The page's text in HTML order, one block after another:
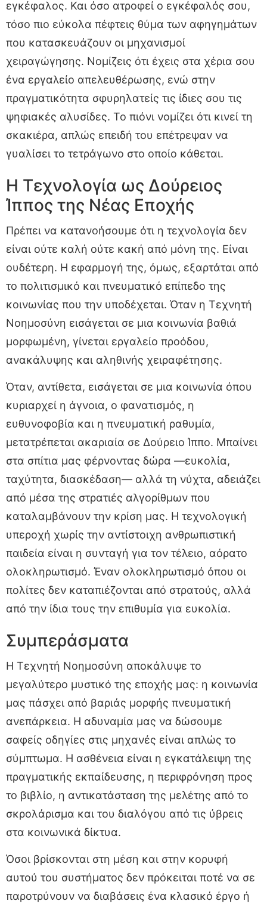
εγκέφαλος. Και όσο ατροφεί ο εγκέφαλός σου,
τόσο πιο εύκολα πέφτεις θύμα των αφηγημάτων
που κατασκευάζουν οι μηχανισμοί
χειραγώγησης. Νομίζεις ότι έχεις στα χέρια σου
ένα εργαλείο απελευθέρωσης, ενώ στην
πραγματικότητα σφυρηλατείς τις ίδιες σου τις
ψηφιακές αλυσίδες. Το πιόνι νομίζει ότι κινεί τη
σκακιέρα, απλώς επειδή του επέτρεψαν να
γυαλίσει το τετράγωνο στο οποίο κάθεται.
Η Τεχνολογία ως Δούρειος
Ίππος της Νέας Εποχής
Πρέπει να κατανοήσουμε ότι η τεχνολογία δεν
είναι ούτε καλή ούτε κακή από μόνη της. Είναι
ουδέτερη. Η εφαρμογή της, όμως, εξαρτάται από
το πολιτισμικό και πνευματικό επίπεδο της
κοινωνίας που την υποδέχεται. Όταν η Τεχνητή
Νοημοσύνη εισάγεται σε μια κοινωνία βαθιά
μορφωμένη, γίνεται εργαλείο προόδου,
ανακάλυψης και αληθινής χειραφέτησης.
Όταν, αντίθετα, εισάγεται σε μια κοινωνία όπου
κυριαρχεί η άγνοια, ο φανατισμός, η
ευθυνοφοβία και η πνευματική ραθυμία,
μετατρέπεται ακαριαία σε Δούρειο Ίππο. Μπαίνει
στα σπίτια μας φέρνοντας δώρα —ευκολία,
ταχύτητα, διασκέδαση— αλλά τη νύχτα, αδειάζει
από μέσα της στρατιές αλγορίθμων που
καταλαμβάνουν την κρίση μας. Η τεχνολογική
υπεροχή χωρίς την αντίστοιχη ανθρωπιστική
παιδεία είναι η συνταγή για τον τέλειο, αόρατο
ολοκληρωτισμό. Έναν ολοκληρωτισμό όπου οι
πολίτες δεν καταπιέζονται από στρατούς, αλλά
από την ίδια τους την επιθυμία για ευκολία.
Συμπεράσματα
Η Τεχνητή Νοημοσύνη αποκάλυψε το
μεγαλύτερο μυστικό της εποχής μας: η κοινωνία
μας πάσχει από βαριάς μορφής πνευματική
ανεπάρκεια. Η αδυναμία μας να δώσουμε
σαφείς οδηγίες στις μηχανές είναι απλώς το
σύμπτωμα. Η ασθένεια είναι η εγκατάλειψη της
πραγματικής εκπαίδευσης, η περιφρόνηση προς
το βιβλίο, η αντικατάσταση της μελέτης από το
σκρολάρισμα και του διαλόγου από τις ύβρεις
στα κοινωνικά δίκτυα.
Όσοι βρίσκονται στη μέση και στην κορυφή
αυτού του συστήματος δεν πρόκειται ποτέ να σε
παροτρύνουν να διαβάσεις ένα κλασικό έργο ή